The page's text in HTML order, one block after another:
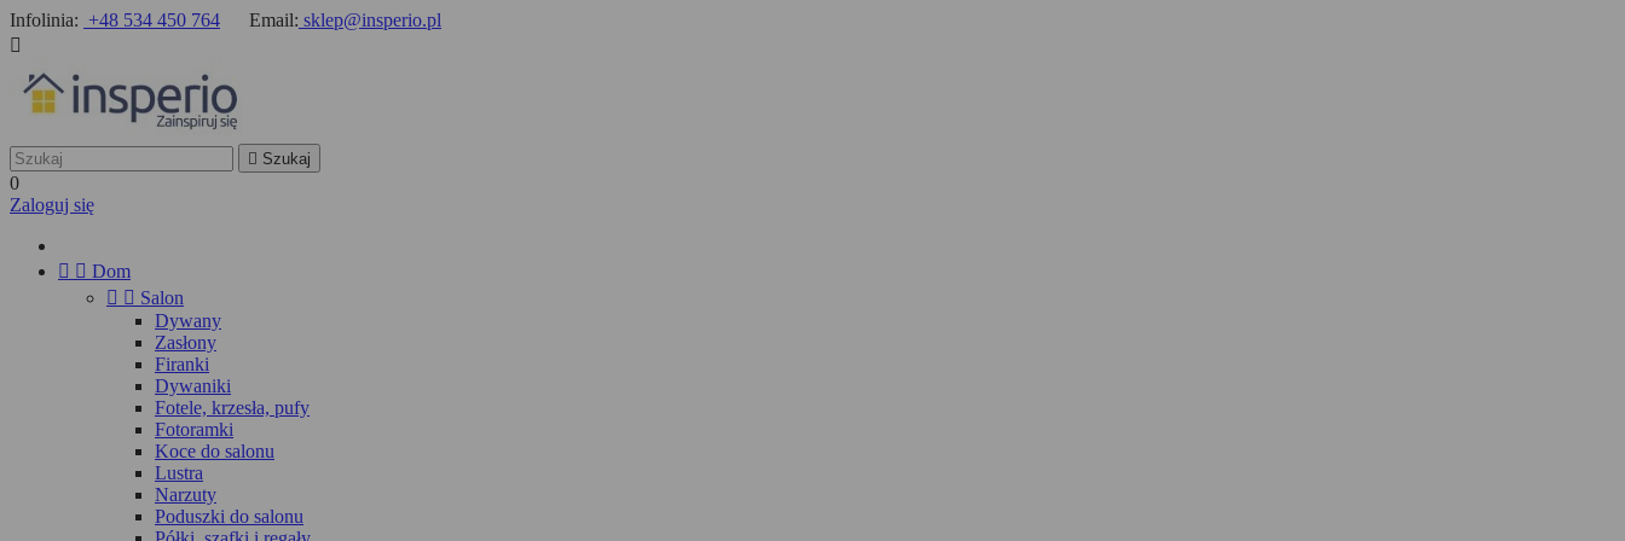
Infolinia: +48 534 450 764 Email: sklep@insperio.pl

 Szukaj
0
Zaloguj się
  Dom
  Salon
Dywany
Zasłony
Firanki
Dywaniki
Fotele, krzesła, pufy
Fotoramki
Koce do salonu
Lustra
Narzuty
Poduszki do salonu